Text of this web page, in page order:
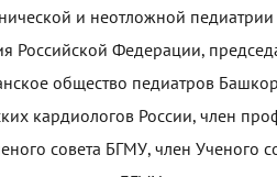
и неотложной
Российской Федерации,
общество педиатров
кардиологов России, член
совета БГМУ, член Ученого